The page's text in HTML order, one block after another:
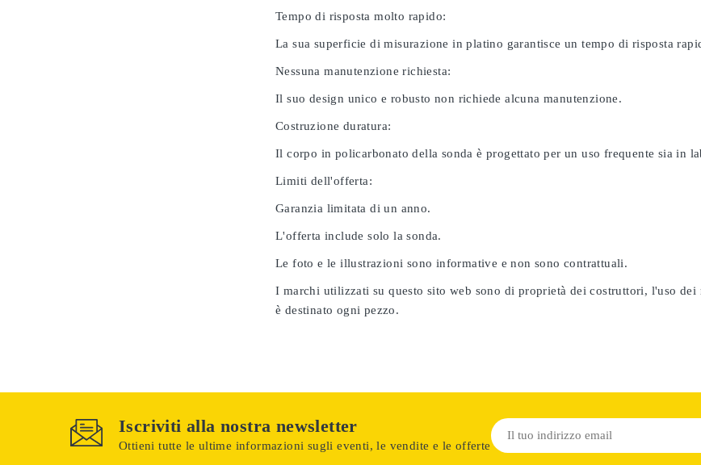
Tempo di risposta molto rapido:
La sua superficie di misurazione in platino garantisce un tempo di risposta
Nessuna manutenzione richiesta:
Il suo design unico e robusto non richiede alcuna manutenzione.
Costruzione duratura:
Il corpo in policarbonato della sonda è progettato per un uso frequente sia in
Limiti dell'offerta:
Garanzia limitata di un anno.
L'offerta include solo la sonda.
Le foto e le illustrazioni sono informative e non sono contrattuali.
I marchi utilizzati su questo sito web sono di proprietà dei costruttori, l'uso
è destinato ogni pezzo.
Iscriviti alla nostra newsletter
Ottieni tutte le ultime informazioni sugli eventi, le vendite e le offerte